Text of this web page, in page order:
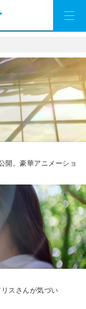
開。豪華アニメーショ
スさんが気づい